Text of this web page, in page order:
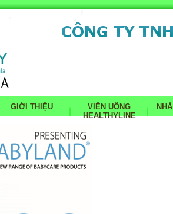
GIỚI THIỆU
VIÊN UỐNG
HEALTHYLINE